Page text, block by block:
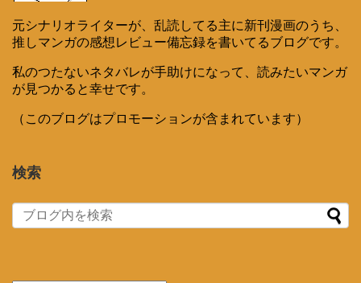
元シナリオライターが、乱読してる主に新刊漫画のうち、
推しマンガの感想レビュー備忘録を書いてるブログです。
私のつたないネタバレが手助けになって、読みたいマンガ
が見つかると幸せです。
（このブログはプロモーションが含まれています）
検索